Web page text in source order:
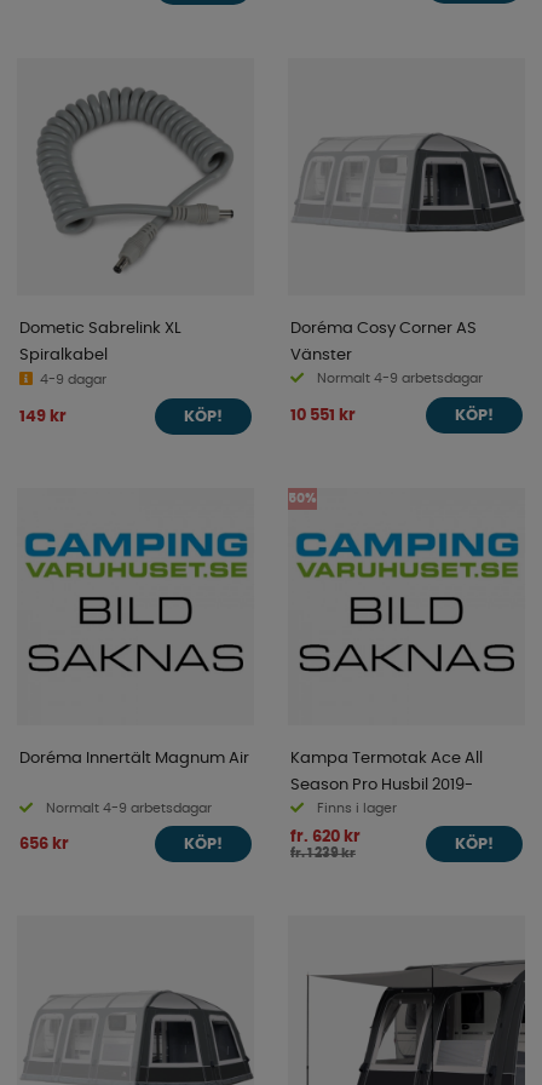
Dometic Sabrelink XL
Spiralkabel
4-9 dagar
149 kr KÖP!
Doréma Cosy Corner AS
Vänster
Normalt 4-9 arbetsdagar
10 551 kr KÖP!
Doréma Innertält Magnum Air
Normalt 4-9 arbetsdagar
656 kr KÖP!
50%
Kampa Termotak Ace All
Season Pro Husbil 2019-
Finns i lager
fr. 620 kr
fr. 1 239 kr
KÖP!